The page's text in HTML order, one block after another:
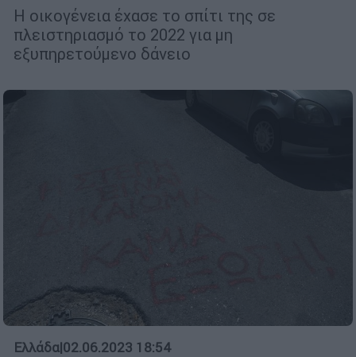
Η οικογένεια έχασε το σπίτι της σε
πλειστηριασμό το 2022 για μη
εξυπηρετούμενο δάνειο
Ελλάδα|02.06.2023 18:54